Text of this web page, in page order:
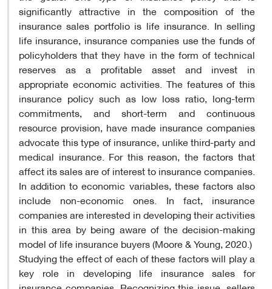
significantly attractive in the composition of the
insurance sales portfolio is life insurance. In selling
life insurance, insurance companies use the funds of
policyholders that they have in the form of technical
reserves as a profitable asset and invest in
appropriate economic activities. The features of this
insurance policy such as low loss ratio, long-term
commitments, and short-term and continuous
resource provision, have made insurance companies
advocate this type of insurance, unlike third-party and
medical insurance. For this reason, the factors that
affect its sales are of interest to insurance companies.
In addition to economic variables, these factors also
include non-economic ones. In fact, insurance
companies are interested in developing their activities
in this area by being aware of the decision-making
model of life insurance buyers (Moore & Young, 2020(.
Studying the effect of each of these factors will play a
key role in developing life insurance sales for